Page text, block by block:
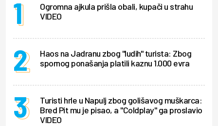
Ogromna ajkula prišla obali, kupači u strahu
VIDEO
Haos na Jadranu zbog "ludih" turista: Zbog
spornog ponašanja platili kaznu 1.000 evra
Turisti hrle u Napulj zbog golišavog muškarca:
Bred Pit mu je pisao, a "Coldplay" ga proslavio
VIDEO